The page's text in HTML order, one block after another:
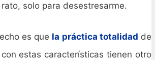
solo para desestresarme.
es que la práctica totalidad de
estas características tienen otro